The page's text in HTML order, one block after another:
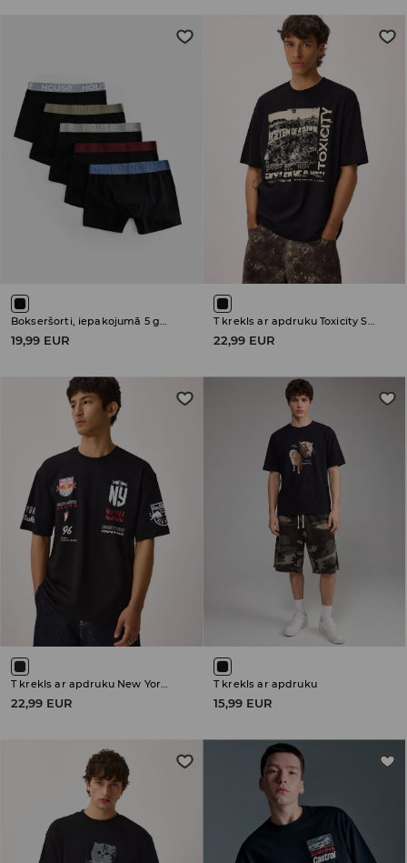
Bokseršorti, iepakojumā 5 gab.
19,99 EUR
T krekls ar apdruku Toxicity System of a Down
22,99 EUR
T krekls ar apdruku New York Red Bulls
22,99 EUR
T krekls ar apdruku
15,99 EUR